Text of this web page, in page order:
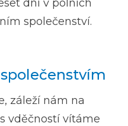
dní v polních
společenství.
záleží nám na
vděčností vítáme